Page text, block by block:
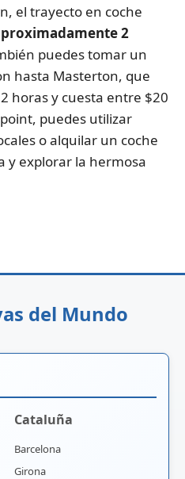
el trayecto en coche
2
puedes tomar un
hasta Masterton, que
horas y cuesta entre $20
puedes utilizar
o alquilar un coche
y explorar la hermosa
del Mundo
Cataluña
Barcelona
Girona